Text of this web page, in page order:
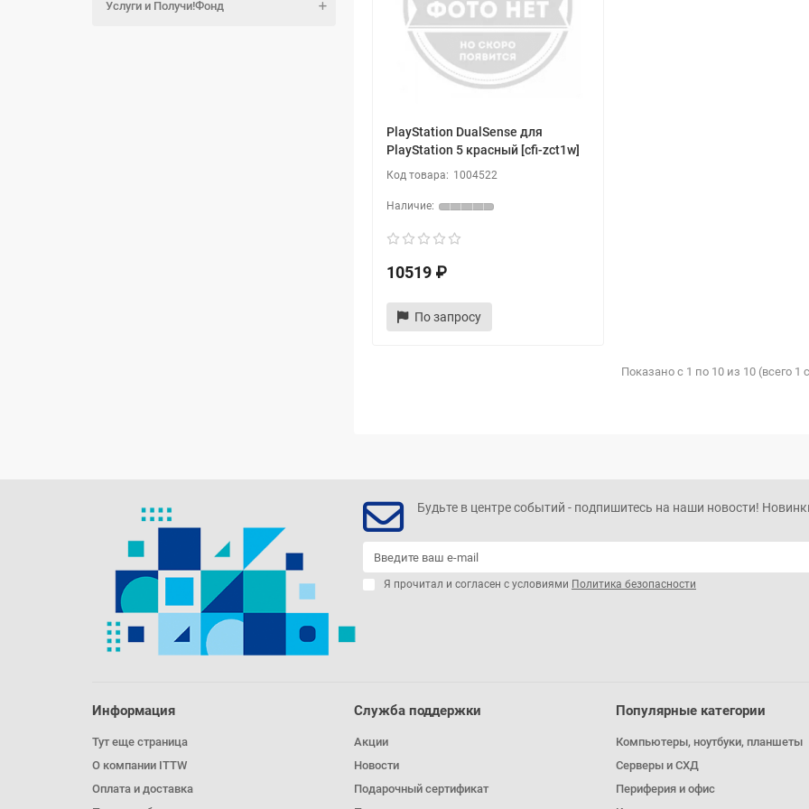
Услуги и Получи!Фонд
PlayStation DualSense для
PlayStation 5 красный [cfi-zct1w]
1004522
10519 ₽
По запросу
Показано с 1 по 10 из 10 (всего 1
Будьте в центре событий - подпишитесь на наши новости!
Я прочитал и согласен с условиями Политика безопасности
Информация
Тут еще страница
О компании ITTW
Оплата и доставка
Служба поддержки
Акции
Новости
Подарочный сертификат
Популярные категории
Компьютеры, ноутбуки, планшеты
Серверы и СХД
Периферия и офис